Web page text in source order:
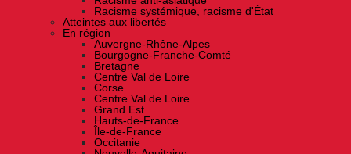
Racisme systémique, racisme d'État
Atteintes aux libertés
En région
Auvergne-Rhône-Alpes
Bourgogne-Franche-Comté
Bretagne
Centre Val de Loire
Corse
Centre Val de Loire
Grand Est
Hauts-de-France
Île-de-France
Occitanie